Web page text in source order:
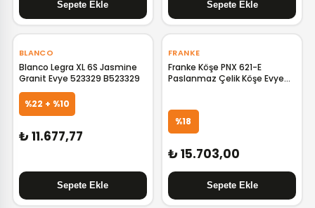
BLANCO
Blanco Legra XL 6S Jasmine
Granit Evye 523329 B523329
%22 + %10
₺ 11.677,77
FRANKE
Franke Köşe PNX 621-E
Paslanmaz Çelik Köşe Evye
%18
₺ 15.703,00